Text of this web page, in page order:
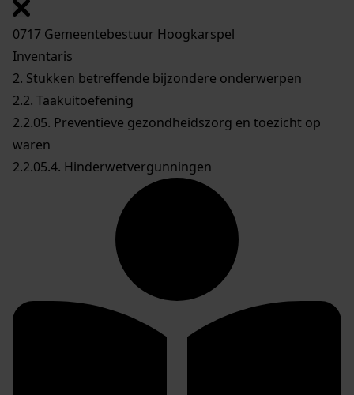
0717 Gemeentebestuur Hoogkarspel
Inventaris
2. Stukken betreffende bijzondere onderwerpen
2.2. Taakuitoefening
2.2.05. Preventieve gezondheidszorg en toezicht op
waren
2.2.05.4. Hinderwetvergunningen